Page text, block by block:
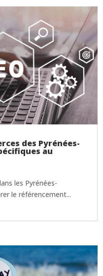
des Pyrénées-
au
les Pyrénées-
le référencement...